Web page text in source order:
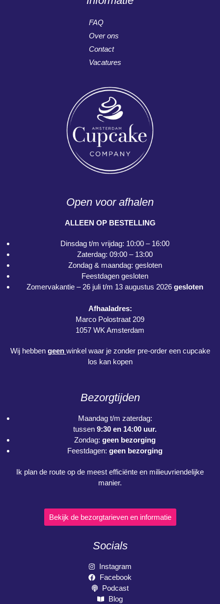
FAQ
Over ons
Contact
Vacatures
Open voor afhalen
ALLEEN OP BESTELLING
Dinsdag t/m vrijdag: 10:00 – 16:00
Zaterdag: 09:00 – 13:00
Zondag & maandag: gesloten
Feestdagen gesloten
Zomervakantie – 26 juli t/m 13 augustus 2026 gesloten
Afhaaladres:
Marco Polostraat 209
1057 WK Amsterdam
Wij hebben geen winkel waar je zonder pre-order een cupcake
los kan kopen
Bezorgtijden
Maandag t/m zaterdag:
tussen 9:30 en 14:00 uur.
Zondag: geen bezorging
Feestdagen: geen bezorging
Ik plan de route op de meest efficiënte en milieuvriendelijke
manier.
Bekijk de bezorgtarieven en informatie
Socials
Instagram
Facebook
Podcast
Blog